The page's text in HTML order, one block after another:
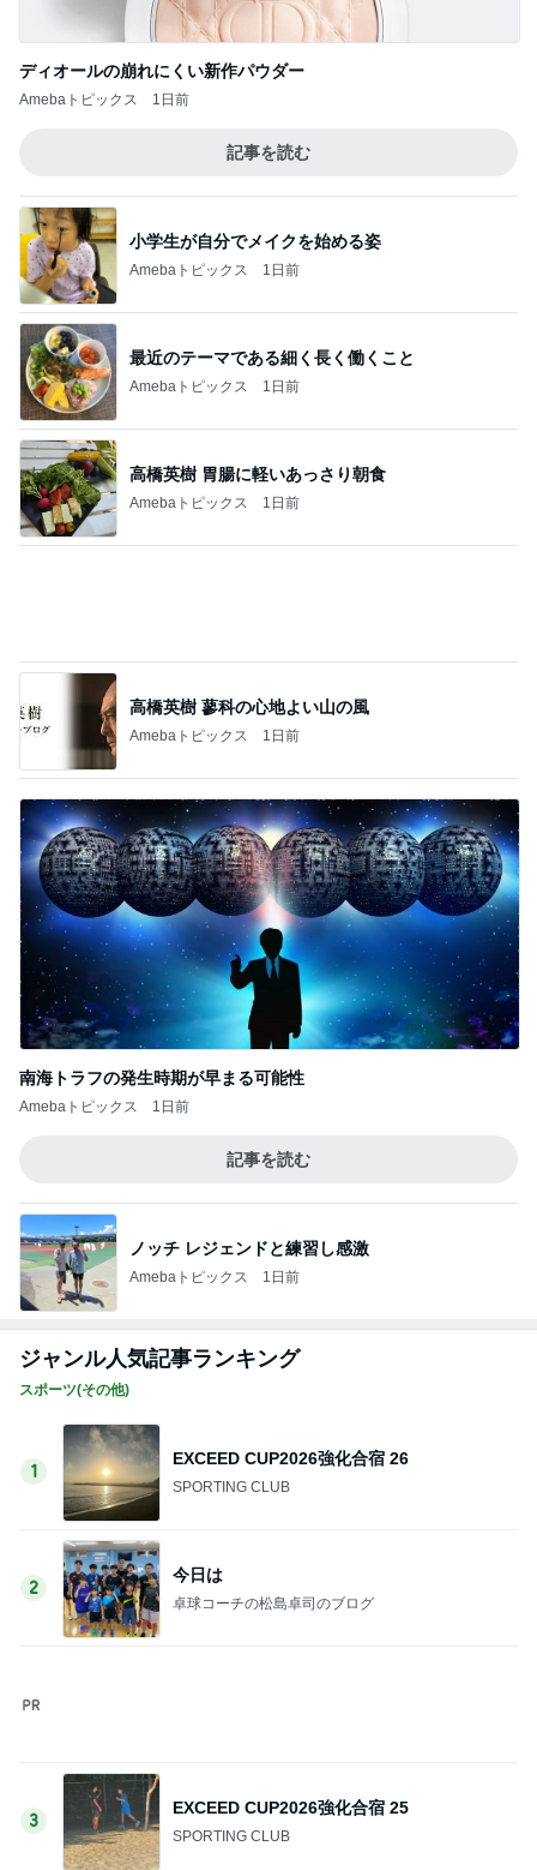
ディオールの崩れにくい新作パウダー
Amebaトピックス 1日前
記事を読む
小学生が自分でメイクを始める姿
Amebaトピックス 1日前
最近のテーマである細く長く働くこと
Amebaトピックス 1日前
高橋英樹 胃腸に軽いあっさり朝食
Amebaトピックス 1日前
高橋英樹 蓼科の心地よい山の風
Amebaトピックス 1日前
南海トラフの発生時期が早まる可能性
Amebaトピックス 1日前
記事を読む
ノッチ レジェンドと練習し感激
Amebaトピックス 1日前
ジャンル人気記事ランキング
スポーツ(その他)
1
EXCEED CUP2026強化合宿 26
SPORTING CLUB
2
今日は
卓球コーチの松島卓司のブログ
3
EXCEED CUP2026強化合宿 25
SPORTING CLUB